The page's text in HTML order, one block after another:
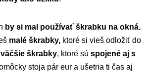
by si mal používať škrabku na okná.
malé škrabky, ktoré si vieš odložiť do
väčšie škrabky, ktoré sú spojené aj s
stoja pár eur a ušetria ti čas aj